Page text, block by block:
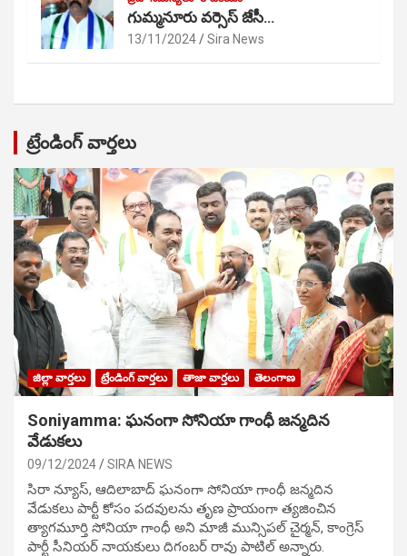
గుమ్మనూరు వర్సెస్ జేసీ…
13/11/2024 Sira News
ట్రేండింగ్ వార్తలు
జిల్లా వార్తలు ట్రేండింగ్ వార్తలు తాజా వార్తలు తెలంగాణ
Soniyamma: ఘ‌నంగా సోనియా గాంధీ జ‌న్మ‌దిన
వేడుక‌లు
09/12/2024 SIRA NEWS
సిరా న్యూస్, ఆదిలాబాద్ ఘ‌నంగా సోనియా గాంధీ జ‌న్మ‌దిన
వేడుక‌లు పార్టీ కోసం ప‌ద‌వుల‌ను తృణ ప్రాయంగా త్య‌జించిన
త్యాగమూర్తి సోనియా గాంధీ అని మాజీ మున్సిప‌ల్ చైర్మ‌న్, కాంగ్రెస్
పార్టీ సీనియ‌ర్ నాయ‌కులు దిగంబ‌ర్ రావు పాటిల్ అన్నారు.